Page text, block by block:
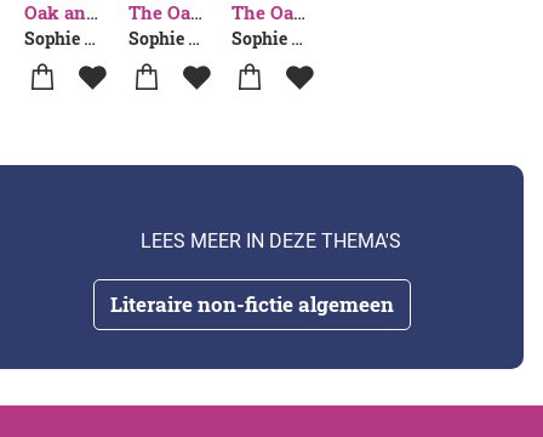
Oak and the Larch
Sophie Pinkham
The Oak and The Larch
Sophie Pinkham
The Oak and The Larch
Sophie Pinkham
Literaire non-fictie algemeen
LEES MEER IN DEZE THEMA'S